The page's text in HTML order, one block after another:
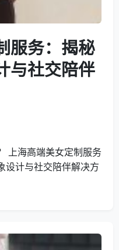
服务：揭秘
与社交陪伴
上海高端美女定制服务
设计与社交陪伴解决方